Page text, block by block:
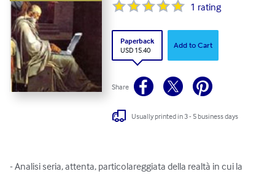
1 rating
Paperback
USD 15.40
Add to Cart
Share
Usually printed in 3 - 5 business days
- Analisi seria, attenta, particolareggiata della realtà in cui la